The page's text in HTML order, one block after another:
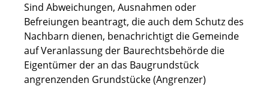
Sind Abweichungen, Ausnahmen oder
Befreiungen beantragt, die auch dem Schutz des
Nachbarn dienen, benachrichtigt die Gemeinde
auf Veranlassung der Baurechtsbehörde die
Eigentümer der an das Baugrundstück
angrenzenden Grundstücke (Angrenzer)